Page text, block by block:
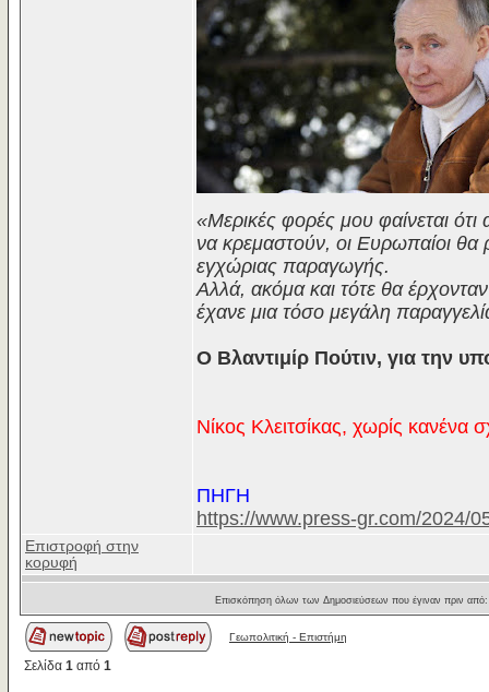
«Μερικές φορές μου φαίνεται
να κρεμαστούν, οι Ευρωπαίοι θα
εγχώριας παραγωγής.
Αλλά, ακόμα και τότε θα έρχονταν
έχανε μια τόσο μεγάλη
Ο Βλαντιμίρ Πούτιν, για την
Νίκος Κλειτσίκας, χωρίς κανένα
ΠΗΓΗ
https://www.press-gr.com/2024/
Επιστροφή στην
κορυφή
Επισκόπηση όλων των Δημοσιεύσεων που έγιναν πριν
Γεωπολιτική - Επιστήμη
Σελίδα 1 από 1